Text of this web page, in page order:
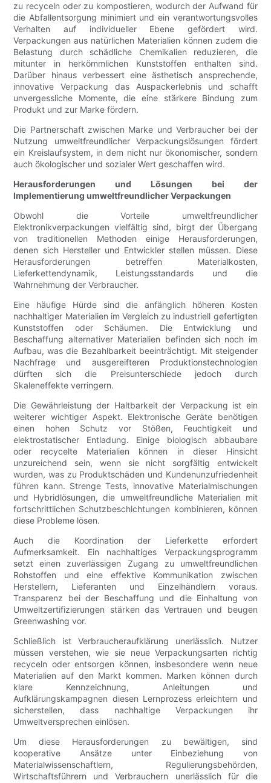
zu recyceln oder zu kompostieren, wodurch der Aufwand für
die Abfallentsorgung minimiert und ein verantwortungsvolles
Verhalten auf individueller Ebene gefördert wird.
Verpackungen aus natürlichen Materialien können zudem die
Belastung durch schädliche Chemikalien reduzieren, die
mitunter in herkömmlichen Kunststoffen enthalten sind.
Darüber hinaus verbessert eine ästhetisch ansprechende,
innovative Verpackung das Auspackerlebnis und schafft
unvergessliche Momente, die eine stärkere Bindung zum
Produkt und zur Marke fördern.
Die Partnerschaft zwischen Marke und Verbraucher bei der
Nutzung umweltfreundlicher Verpackungslösungen fördert
ein Kreislaufsystem, in dem nicht nur ökonomischer, sondern
auch ökologischer und sozialer Wert geschaffen wird.
Herausforderungen und Lösungen bei der
Implementierung umweltfreundlicher Verpackungen
Obwohl die Vorteile umweltfreundlicher
Elektronikverpackungen vielfältig sind, birgt der Übergang
von traditionellen Methoden einige Herausforderungen,
denen sich Hersteller und Entwickler stellen müssen. Diese
Herausforderungen betreffen Materialkosten,
Lieferkettendynamik, Leistungsstandards und die
Wahrnehmung der Verbraucher.
Eine häufige Hürde sind die anfänglich höheren Kosten
nachhaltiger Materialien im Vergleich zu industriell gefertigten
Kunststoffen oder Schäumen. Die Entwicklung und
Beschaffung alternativer Materialien befinden sich noch im
Aufbau, was die Bezahlbarkeit beeinträchtigt. Mit steigender
Nachfrage und ausgereifteren Produktionstechnologien
dürften sich die Preisunterschiede jedoch durch
Skaleneffekte verringern.
Die Gewährleistung der Haltbarkeit der Verpackung ist ein
weiterer wichtiger Aspekt. Elektronische Geräte benötigen
einen hohen Schutz vor Stößen, Feuchtigkeit und
elektrostatischer Entladung. Einige biologisch abbaubare
oder recycelte Materialien können in dieser Hinsicht
unzureichend sein, wenn sie nicht sorgfältig entwickelt
wurden, was zu Produktschäden und Kundenunzufriedenheit
führen kann. Strenge Tests, innovative Materialmischungen
und Hybridlösungen, die umweltfreundliche Materialien mit
fortschrittlichen Schutzbeschichtungen kombinieren, können
diese Probleme lösen.
Auch die Koordination der Lieferkette erfordert
Aufmerksamkeit. Ein nachhaltiges Verpackungsprogramm
setzt einen zuverlässigen Zugang zu umweltfreundlichen
Rohstoffen und eine effektive Kommunikation zwischen
Herstellern, Lieferanten und Einzelhändlern voraus.
Transparenz bei der Beschaffung und die Einhaltung von
Umweltzertifizierungen stärken das Vertrauen und beugen
Greenwashing vor.
Schließlich ist Verbraucheraufklärung unerlässlich. Nutzer
müssen verstehen, wie sie neue Verpackungsarten richtig
recyceln oder entsorgen können, insbesondere wenn neue
Materialien auf den Markt kommen. Marken können durch
klare Kennzeichnung, Anleitungen und
Aufklärungskampagnen diesen Lernprozess erleichtern und
sicherstellen, dass nachhaltige Verpackungen ihr
Umweltversprechen einlösen.
Um diese Herausforderungen zu bewältigen, sind
kooperative Ansätze unter Einbeziehung von
Materialwissenschaftlern, Regulierungsbehörden,
Wirtschaftsführern und Verbrauchern unerlässlich für die